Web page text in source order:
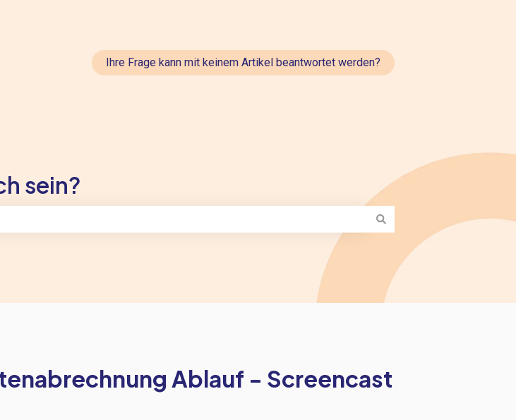
Ihre Frage kann mit keinem Artikel beantwortet werden?
sein?
Ablauf - Screencast